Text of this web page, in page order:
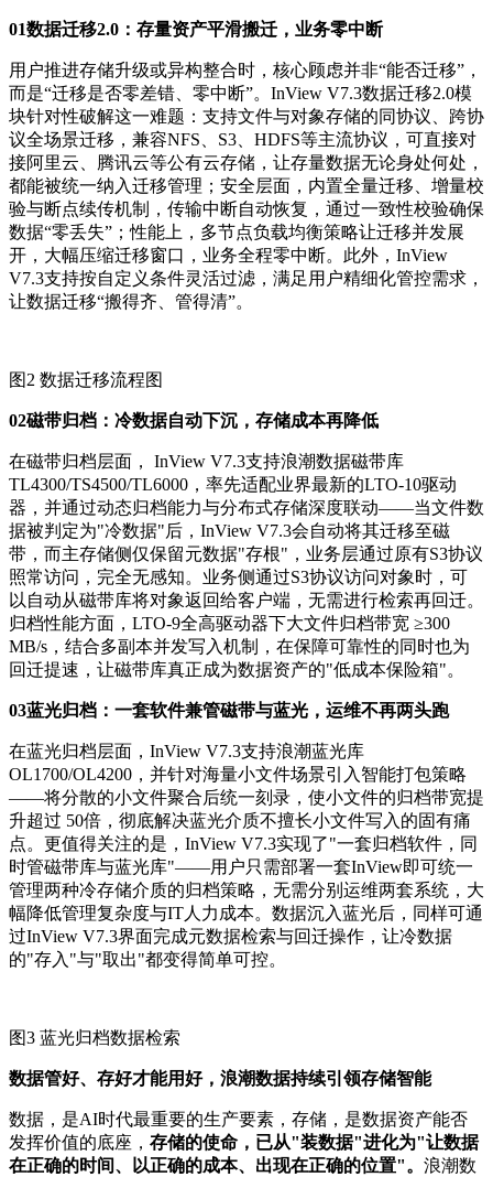
01数据迁移2.0 ：存量资产平滑搬迁，业务零中断
用户推进存储升级或异构整合时，核心顾虑并非“能否迁移”，
而是“迁移是否零差错、零中断”。InView V7.3数据迁移2.0模
块针对性破解这一难题：支持文件与对象存储的同协议、跨协
议全场景迁移，兼容NFS、S3、HDFS等主流协议，可直接对
接阿里云、腾讯云等公有云存储，让存量数据无论身处何处，
都能被统一纳入迁移管理；安全层面，内置全量迁移、增量校
验与断点续传机制，传输中断自动恢复，通过一致性校验确保
数据“零丢失”；性能上，多节点负载均衡策略让迁移并发展
开，大幅压缩迁移窗口，业务全程零中断。此外，InView
V7.3支持按自定义条件灵活过滤，满足用户精细化管控需求，
让数据迁移“搬得齐、管得清”。
图2 数据迁移流程图
02磁带归档：冷数据自动下沉，存储成本再降低
在磁带归档层面， InView V7.3支持浪潮数据磁带库
TL4300/TS4500/TL6000，率先适配业界最新的LTO-10驱动
器，并通过动态归档能力与分布式存储深度联动——当文件数
据被判定为"冷数据"后，InView V7.3会自动将其迁移至磁
带，而主存储侧仅保留元数据"存根"，业务层通过原有S3协议
照常访问，完全无感知。业务侧通过S3协议访问对象时，可
以自动从磁带库将对象返回给客户端，无需进行检索再回迁。
归档性能方面，LTO-9全高驱动器下大文件归档带宽 ≥300
MB/s，结合多副本并发写入机制，在保障可靠性的同时也为
回迁提速，让磁带库真正成为数据资产的"低成本保险箱"。
03蓝光归档：一套软件兼管磁带与蓝光，运维不再两头跑
在蓝光归档层面，InView V7.3支持浪潮蓝光库
OL1700/OL4200，并针对海量小文件场景引入智能打包策略
——将分散的小文件聚合后统一刻录，使小文件的归档带宽提
升超过 50倍，彻底解决蓝光介质不擅长小文件写入的固有痛
点。更值得关注的是，InView V7.3实现了"一套归档软件，同
时管磁带库与蓝光库"——用户只需部署一套InView即可统一
管理两种冷存储介质的归档策略，无需分别运维两套系统，大
幅降低管理复杂度与IT人力成本。数据沉入蓝光后，同样可通
过InView V7.3界面完成元数据检索与回迁操作，让冷数据
的"存入"与"取出"都变得简单可控。
图3 蓝光归档数据检索
数据管好、存好才能用好， 浪潮数据持续引领存储智能
数据，是AI时代最重要的生产要素，存储，是数据资产能否
发挥价值的底座， 存储的使命，已从"装数据"进化为"让数据
在正确的时间、以正确的成本、出现在正确的位置"。 浪潮数